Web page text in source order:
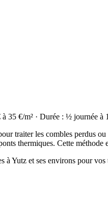
35 €/m² · Durée : ½ journée à
traiter les combles perdus
thermiques. Cette
à Yutz et ses environs pour